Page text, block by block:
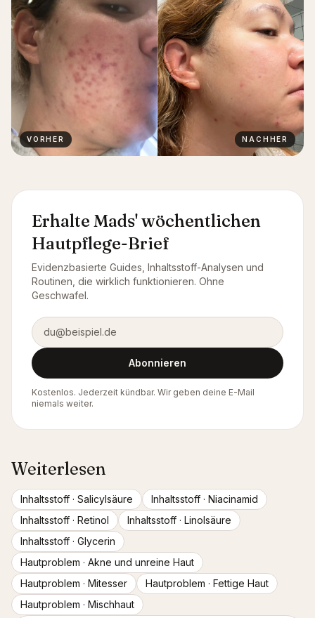
VORHER NACHHER
Erhalte Mads' wöchentlichen
Hautpflege-Brief
Evidenzbasierte Guides, Inhaltsstoff-Analysen und
Routinen, die wirklich funktionieren. Ohne
Geschwafel.
E-Mail-Adresse
Abonnieren
Kostenlos. Jederzeit kündbar. Wir geben deine E-Mail
niemals weiter.
Weiterlesen
Inhaltsstoff · Salicylsäure Inhaltsstoff · Niacinamid
Inhaltsstoff · Retinol Inhaltsstoff · Linolsäure
Inhaltsstoff · Glycerin
Hautproblem · Akne und unreine Haut
Hautproblem · Mitesser Hautproblem · Fettige Haut
Hautproblem · Mischhaut